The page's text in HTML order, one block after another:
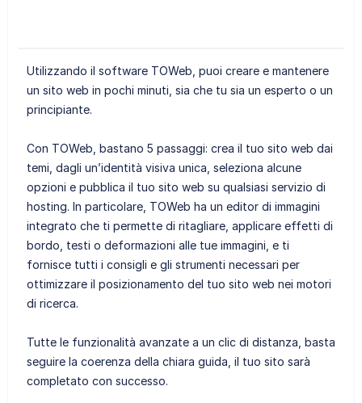
Utilizzando il software TOWeb, puoi creare e mantenere
un sito web in pochi minuti, sia che tu sia un esperto o un
principiante.
Con TOWeb, bastano 5 passaggi: crea il tuo sito web dai
temi, dagli un’identità visiva unica, seleziona alcune
opzioni e pubblica il tuo sito web su qualsiasi servizio di
hosting. In particolare, TOWeb ha un editor di immagini
integrato che ti permette di ritagliare, applicare effetti di
bordo, testi o deformazioni alle tue immagini, e ti
fornisce tutti i consigli e gli strumenti necessari per
ottimizzare il posizionamento del tuo sito web nei motori
di ricerca.
Tutte le funzionalità avanzate a un clic di distanza, basta
seguire la coerenza della chiara guida, il tuo sito sarà
completato con successo.